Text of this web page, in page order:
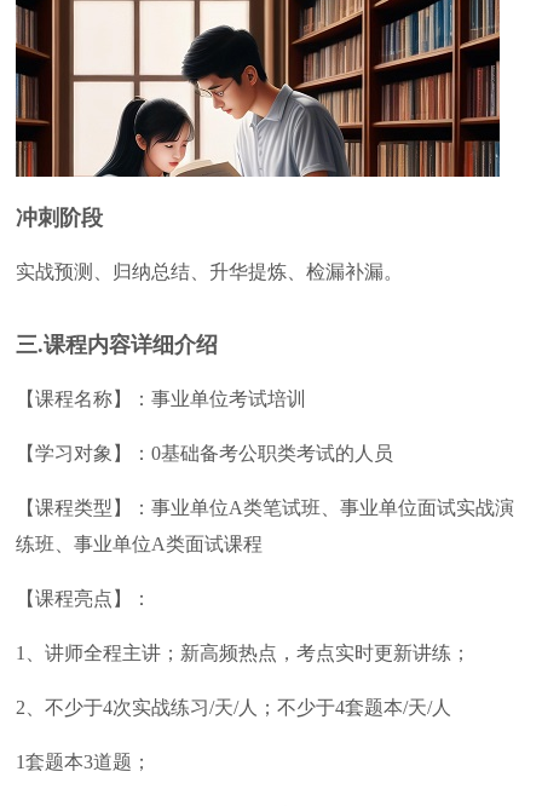
冲刺阶段
实战预测、归纳总结、升华提炼、检漏补漏。
三.课程内容详细介绍
【课程名称】：事业单位考试培训
【学习对象】：0基础备考公职类考试的人员
【课程类型】：事业单位A类笔试班、事业单位面试实战演
练班、事业单位A类面试课程
【课程亮点】：
1、讲师全程主讲；新高频热点，考点实时更新讲练；
2、不少于4次实战练习/天/人；不少于4套题本/天/人
1套题本3道题；